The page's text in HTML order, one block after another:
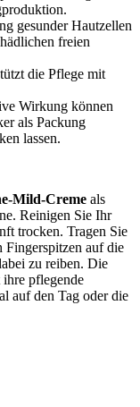
gesunder Hautzellen
freien
die Pflege mit
Wirkung können
als Packung
lassen.
Mild-Creme als
Reinigen Sie Ihr
trocken. Tragen Sie
Fingerspitzen auf die
zu reiben. Die
pflegende
auf den Tag oder die